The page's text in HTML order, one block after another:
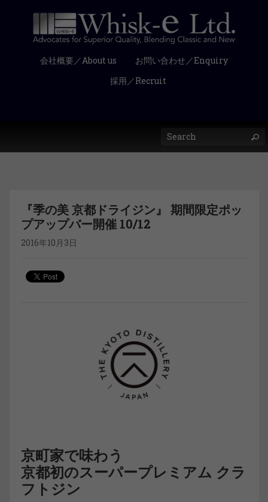
会社概要／About us
お問い合わせ／Enquiry
採用／Recruit
『季の美 京都ドライジン』 期間限定ポッ
プアップバー開催 10/12
2016年10月3日
京町家で味わう
京都初のスーパープレミアム クラ
フトジン